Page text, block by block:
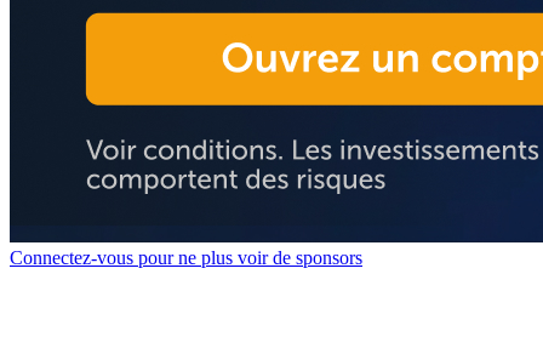
Connectez-vous pour ne plus voir de sponsors